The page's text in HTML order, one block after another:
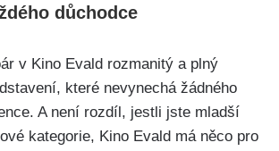
důchodce
v Kino Evald rozmanitý a plný
které nevynechá žádného
A není rozdíl, jestli jste mladší
kategorie, Kino Evald má něco pro